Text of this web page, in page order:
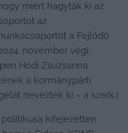
miért hagyták ki az
az
a Fejlődő
november végi
Hódi Zsuzsanna
a kormánypárti
nevezték ki – a szerk.)
kifejezetten